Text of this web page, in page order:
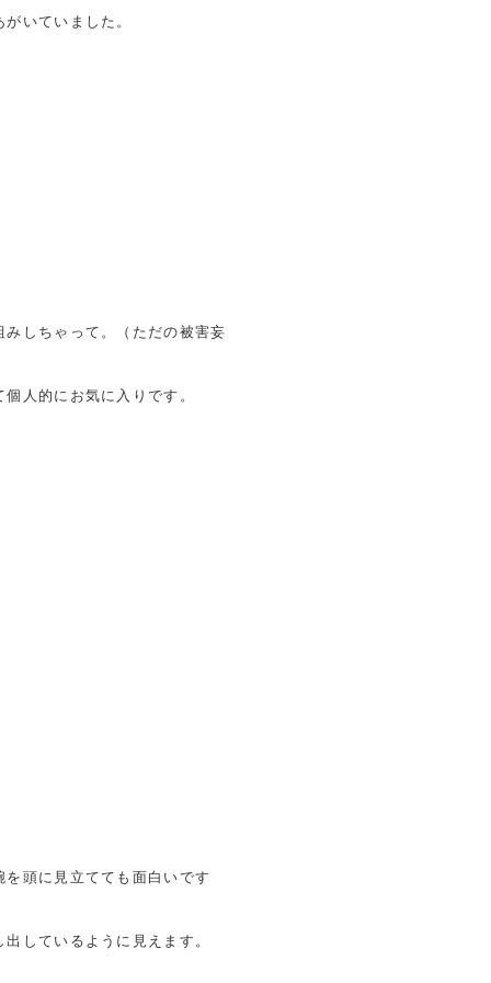
いていました。
しちゃって。（ただの被害妄
人的にお気に入りです。
頭に見立てても面白いです
しているように見えます。